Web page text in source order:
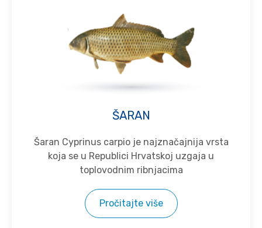
ŠARAN
Šaran Cyprinus carpio je najznačajnija vrsta
koja se u Republici Hrvatskoj uzgaja u
toplovodnim ribnjacima
Pročitajte više